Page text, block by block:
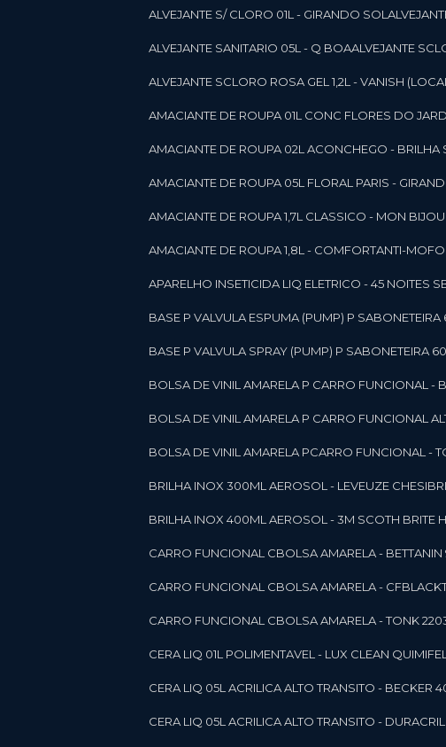
ALVEJANTE S/ CLORO 01L - GIRANDO SOL
ALVEJANTE SANITARIO 05L - Q BOA ALVEJANTE
ALVEJANTE SCLORO ROSA GEL 1,2L - VANISH
AMACIANTE DE ROUPA 01L CONC FLORES DO
AMACIANTE DE ROUPA 02L ACONCHEGO - BRILHA
AMACIANTE DE ROUPA 05L FLORAL PARIS -
AMACIANTE DE ROUPA 1,7L CLASSICO - MON
AMACIANTE DE ROUPA 1,8L - COMFORT ANTI-
APARELHO INSETICIDA LIQ ELETRICO - 45 NOITES
BASE P VALVULA ESPUMA (PUMP) P
BASE P VALVULA SPRAY (PUMP) P
BOLSA DE VINIL AMARELA P CARRO FUNCIONAL -
BOLSA DE VINIL AMARELA P CARRO FUNCIONAL
BOLSA DE VINIL AMARELA PCARRO FUNCIONAL -
BRILHA INOX 300ML AEROSOL - LEVEUZE CHESI
BRILHA INOX 400ML AEROSOL - 3M SCOTH BRITE
CARRO FUNCIONAL CBOLSA AMARELA - BETTANIN
CARRO FUNCIONAL CBOLSA AMARELA -
CARRO FUNCIONAL CBOLSA AMARELA - TONK
CERA LIQ 01L POLIMENTAVEL - LUX CLEAN QUIMIFEL
CERA LIQ 05L ACRILICA ALTO TRANSITO - BECKER
CERA LIQ 05L ACRILICA ALTO TRANSITO -